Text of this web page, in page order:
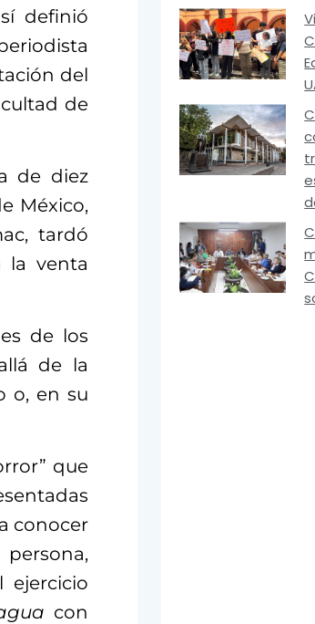
definió
del
de
de diez
México,
tardó
la venta
de los
de la
o, en su
que
conocer
ejercicio
con